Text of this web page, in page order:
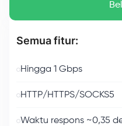
Semua fitur:
Hingga 1 Gbps
HTTP/HTTPS/SOCKS5
Waktu respons ~0,35